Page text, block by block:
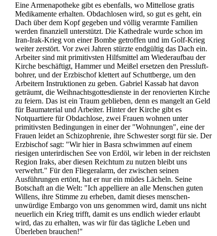
Eine Armenapotheke gibt es ebenfalls, wo Mittellose gratis
Medikamente erhalten. Obdachlosen wird, so gut es geht, ein
Dach über dem Kopf gegeben und völlig verarmte Familien
werden finanziell unterstützt. Die Kathedrale wurde schon im
Iran-Irak-Krieg von einer Bombe getroffen und im Golf-Krieg
weiter zerstört. Vor zwei Jahren stürzte endgültig das Dach ein.
Arbeiter sind mit primitivsten Hilfsmittel am Wiederaufbau der
Kirche beschäftigt, Hammer und Meißel ersetzen den Pressluft­
bohrer, und der Erzbischof klettert auf Schuttberge, um den
Arbeitern Instruktionen zu geben. Gabriel Kassab hat davon
geträumt, die Weihnachts­gottes­dienste in der renovierten Kirche
zu feiern. Das ist ein Traum geblieben, denn es mangelt an Geld
für Baumaterial und Arbeiter. Hinter der Kirche gibt es
Notquartiere für Obdachlose, zwei Frauen wohnen unter
primitivsten Bedingungen in einer der "Wohnungen", eine der
Frauen leidet an Schizophrenie, ihre Schwester sorgt für sie. Der
Erzbischof sagt: "Wir hier in Basra schwimmen auf einem
riesigen unterirdischen See von Erdöl, wir leben in der reichsten
Region Iraks, aber diesen Reichtum zu nutzen bleibt uns
verwehrt." Für den Fliegeralarm, der zwischen seinen
Ausführungen ertönt, hat er nur ein müdes Lächeln. Seine
Botschaft an die Welt: "Ich appelliere an alle Menschen guten
Willens, ihre Stimme zu erheben, damit dieses menschen­
unwürdige Embargo von uns genommen wird, damit uns nicht
neuerlich ein Krieg trifft, damit es uns endlich wieder erlaubt
wird, das zu erhalten, was wir für das tägliche Leben und
Überleben brauchen!"